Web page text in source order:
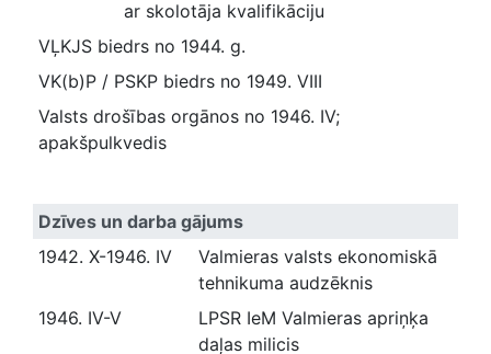
ar skolotāja kvalifikāciju
VĻKJS biedrs no 1944. g.
VK(b)P / PSKP biedrs no 1949. VIII
Valsts drošības orgānos no 1946. IV;
apakšpulkvedis
Dzīves un darba gājums
1942. X-1946. IV
Valmieras valsts ekonomiskā
tehnikuma audzēknis
1946. IV-V
LPSR IeM Valmieras apriņķa
daļas milicis